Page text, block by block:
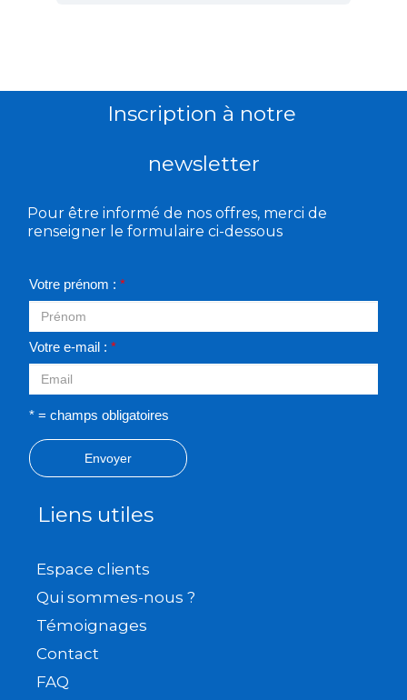
Inscription à notre
newsletter
Pour être informé de nos offres, merci de
renseigner le formulaire ci-dessous
Votre prénom : *
Votre e-mail : *
* = champs obligatoires
Envoyer
Liens utiles
Espace clients
Qui sommes-nous ?
Témoignages
Contact
FAQ